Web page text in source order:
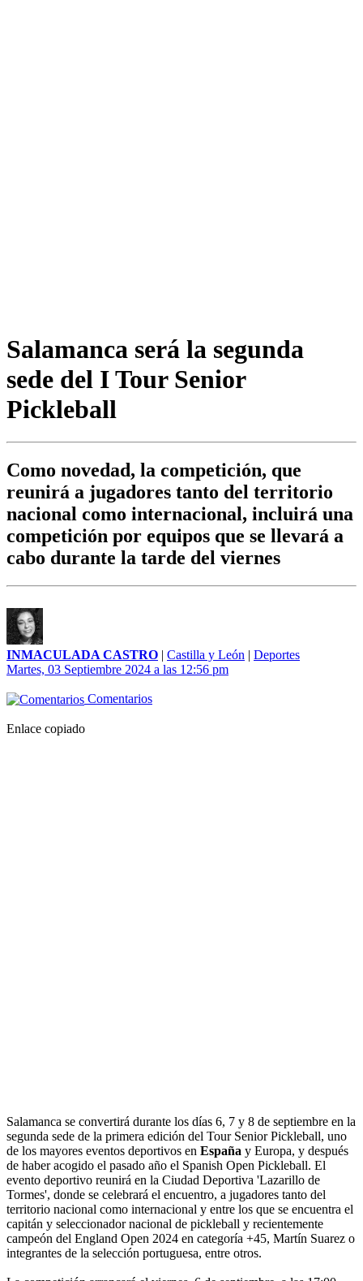
Salamanca será la segunda
sede del I Tour Senior
Pickleball
Como novedad, la competición, que
reunirá a jugadores tanto del territorio
nacional como internacional, incluirá una
competición por equipos que se llevará a
cabo durante la tarde del viernes
INMACULADA CASTRO | Castilla y León | Deportes
Martes, 03 Septiembre 2024 a las 12:56 pm
Comentarios
Enlace copiado
Salamanca se convertirá durante los días 6, 7 y 8 de septiembre en la
segunda sede de la primera edición del Tour Senior Pickleball, uno
de los mayores eventos deportivos en España y Europa, y después
de haber acogido el pasado año el Spanish Open Pickleball. El
evento deportivo reunirá en la Ciudad Deportiva 'Lazarillo de
Tormes', donde se celebrará el encuentro, a jugadores tanto del
territorio nacional como internacional y entre los que se encuentra el
capitán y seleccionador nacional de pickleball y recientemente
campeón del England Open 2024 en categoría +45, Martín Suarez o
integrantes de la selección portuguesa, entre otros.